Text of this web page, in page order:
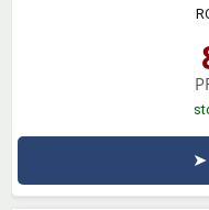
➤